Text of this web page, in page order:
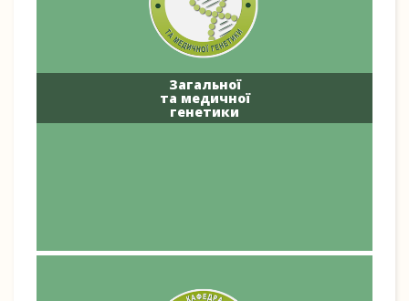
Загальної
та медичної
генетики